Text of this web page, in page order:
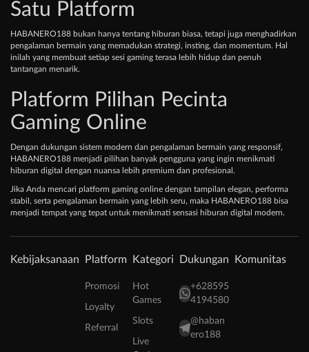
Satu Platform
HABANERO188 bukan hanya tentang hiburan biasa, tetapi juga menghadirkan
pengalaman bermain yang memadukan strategi, insting, dan momentum. Hal
inilah yang membuat setiap sesi gaming terasa lebih hidup dan penuh
tantangan menarik.
Platform Pilihan Pecinta
Gaming Online
Dengan dukungan sistem modern dan pengalaman bermain yang responsif,
HABANERO188 menjadi pilihan banyak pengguna yang ingin menikmati
hiburan digital dengan nuansa lebih premium dan profesional.
Jika Anda mencari platform gaming online dengan tampilan elegan, performa
stabil, serta pengalaman bermain yang lebih seru, maka HABANERO188 bisa
menjadi tempat yang tepat untuk menikmati sensasi hiburan digital modern.
Kebijaksanaan Platform
Promosi
Loyalty
Referral
Kategori
Hot
Games
Slots
Live
Dukungan
+628595
4194580
@haban
ero188
Komunitas